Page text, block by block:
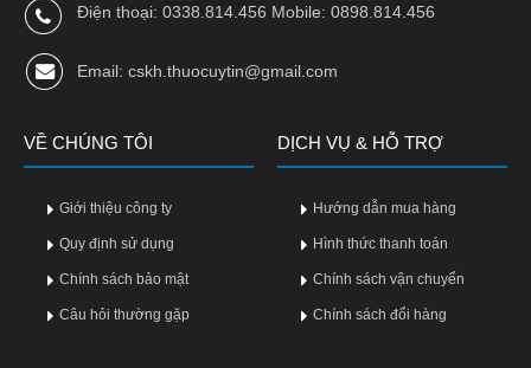
Điện thoại: 0338.814.456 Mobile: 0898.814.456
Email: cskh.thuocuytin@gmail.com
VỀ CHÚNG TÔI
Giới thiệu công ty
Quy định sử dụng
Chính sách bảo mật
Câu hỏi thường gặp
DỊCH VỤ & HỖ TRỢ
Hướng dẫn mua hàng
Hình thức thanh toán
Chính sách vận chuyển
Chính sách đổi hàng